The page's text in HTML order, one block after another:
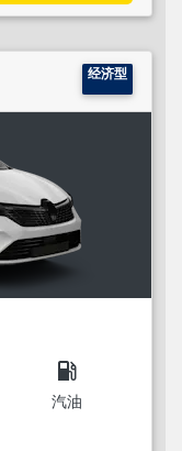
经济型
local_gas_station
汽油